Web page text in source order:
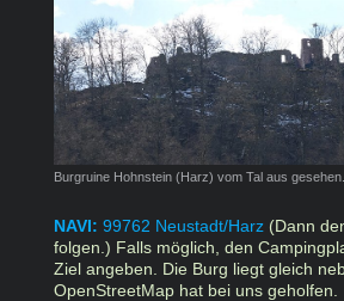
Burgruine Hohnstein (Harz) vom Tal aus gesehen.
NAVI: 99762 Neustadt/Harz (Dann
folgen.) Falls möglich, den
Ziel angeben. Die Burg liegt gleich
OpenStreetMap hat bei uns geholfen.